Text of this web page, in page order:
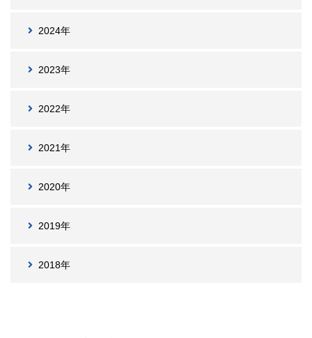
2024年
2023年
2022年
2021年
2020年
2019年
2018年